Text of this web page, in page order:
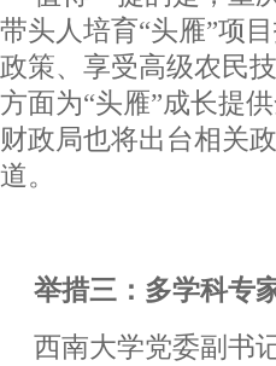
带头人培育“头雁”项
政策、享受高级农民
方面为“头雁”成长提
财政局也将出台相关
道。
举措三：多学科专
西南大学党委副书